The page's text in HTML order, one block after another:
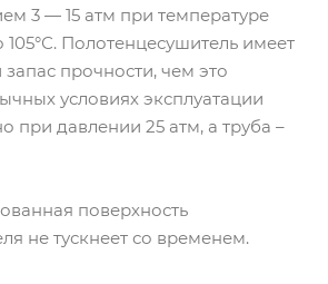
3 — 15 атм при температуре
105°С. Полотенцесушитель имеет
прочности, чем это
условиях эксплуатации
при давлении 25 атм, а труба –
поверхность
не тускнеет со временем.